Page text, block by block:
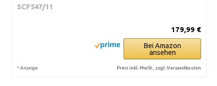
SCF547/11
179,99 €
Bei Amazon
ansehen
* Anzeige Preis inkl. MwSt., zzgl. Versandkosten